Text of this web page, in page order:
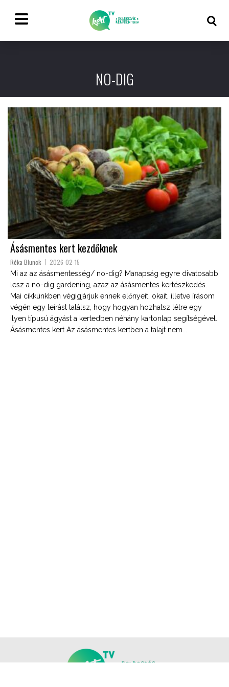
NO-DIG
Ásásmentes kert kezdőknek
Réka Blunck 2026-02-15
Mi az az ásásmentesség/ no-dig? Manapság egyre divatosabb
lesz a no-dig gardening, azaz az ásásmentes kertészkedés.
Mai cikkünkben végigjárjuk ennek előnyeit, okait, illetve írásom
végén egy leírást találsz, hogy hogyan hozhatsz létre egy
ilyen típusú ágyást a kertedben néhány kartonlap segítségével.
Ásásmentes kert Az ásásmentes kertben a talajt nem...